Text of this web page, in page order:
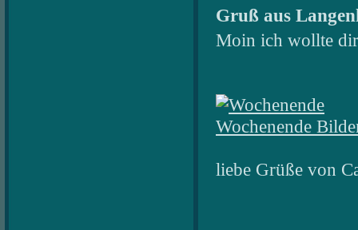
Gruß aus
Moin ich wollte
Wochenende
liebe Grüße von